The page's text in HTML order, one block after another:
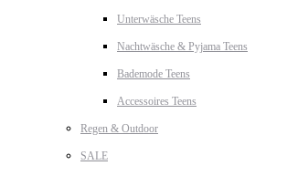
Unterwäsche Teens
Nachtwäsche & Pyjama Teens
Bademode Teens
Accessoires Teens
Regen & Outdoor
SALE